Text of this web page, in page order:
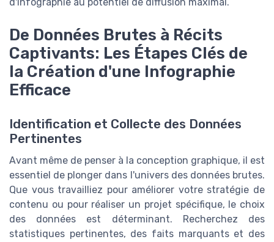
De Données Brutes à Récits
Captivants: Les Étapes Clés de
la Création d'une Infographie
Efficace
Identification et Collecte des Données
Pertinentes
Avant même de penser à la conception graphique, il est
essentiel de plonger dans l'univers des données brutes.
Que vous travailliez pour améliorer votre stratégie de
contenu ou pour réaliser un projet spécifique, le choix
des données est déterminant. Recherchez des
statistiques pertinentes, des faits marquants et des